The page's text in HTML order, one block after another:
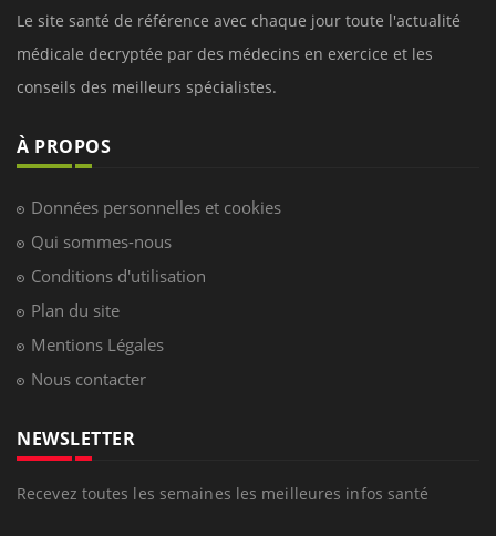
Le site santé de référence avec chaque jour toute l'actualité
médicale decryptée par des médecins en exercice et les
conseils des meilleurs spécialistes.
À PROPOS
Données personnelles et cookies
Qui sommes-nous
Conditions d'utilisation
Plan du site
Mentions Légales
Nous contacter
NEWSLETTER
Recevez toutes les semaines les meilleures infos santé